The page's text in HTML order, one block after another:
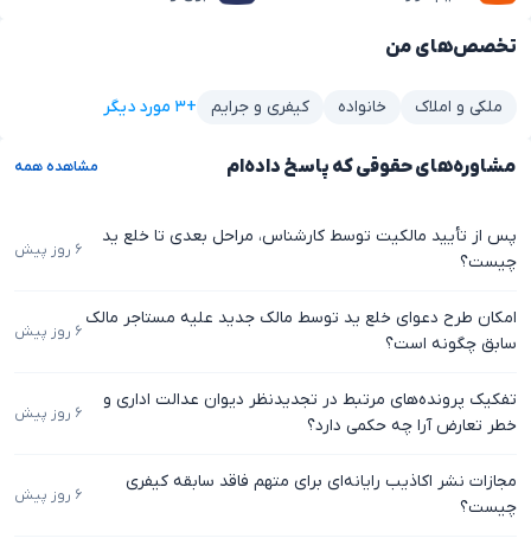
تخصص‌های من
ملکی و املاک خانواده کیفری و جرایم +۳ مورد دیگر
مشاوره‌های حقوقی که پاسخ داده‌ام مشاهده همه
پس از تأیید مالکیت توسط کارشناس، مراحل بعدی تا خلع ید
چیست؟
۶ روز پیش
امکان طرح دعوای خلع ید توسط مالک جدید علیه مستاجر مالک
سابق چگونه است؟
۶ روز پیش
تفکیک پرونده‌های مرتبط در تجدیدنظر دیوان عدالت اداری و
خطر تعارض آرا چه حکمی دارد؟
۶ روز پیش
مجازات نشر اکاذیب رایانه‌ای برای متهم فاقد سابقه کیفری
چیست؟
۶ روز پیش